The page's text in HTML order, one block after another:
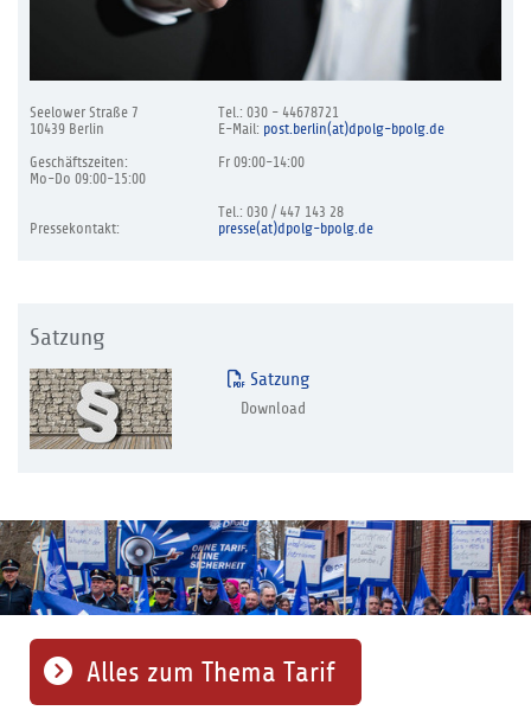
Seelower Straße 7
10439 Berlin
Geschäftszeiten:
Mo-Do 09:00-15:00
Pressekontakt:
Tel.: 030 - 44678721
E-Mail: post.berlin(at)dpolg-bpolg.de
Fr 09:00-14:00
Tel.: 030 / 447 143 28
presse(at)dpolg-bpolg.de
Satzung
Satzung
Download
Alles zum Thema Tarif